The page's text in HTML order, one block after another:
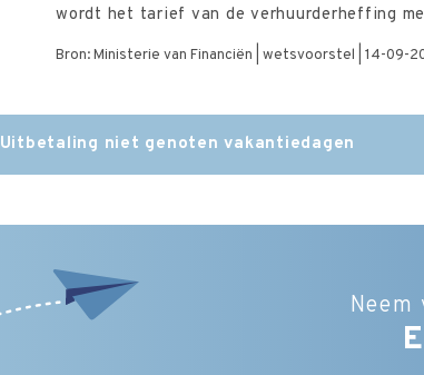
wordt het tarief van de verhuurderheffing
Bron: Ministerie van Financiën | wetsvoorstel | 14-09-
Uitbetaling niet genoten vakantiedagen